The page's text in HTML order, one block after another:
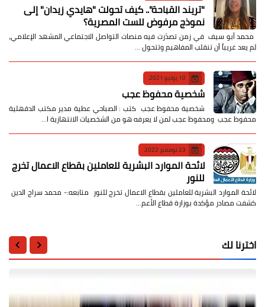
​"تريند القباحة".. كيف تحولت "هايدي زيدان" إلى
نموذج مرفوض للست المصرية؟
​ محمد أبو سيف ​في زمن تصدّرت فيه منصات التواصل الاجتماعي المشهد الإعلامي،
لم يعد غريباً أن تنقلب المفاهيم وتتحول …
10 يونيو 2021
شخصية محفوظ عجب
شخصية محفوظ عجب كتب : الصباحي عطية مدير مكتب الدقهلية
محفوظ عجب ومحفوظ عجب لمن لا يعرفه هو من الشخصيات الانتهازية ا…
23 نوفمبر 2022
لائحة الموارد البشرية للعاملين بقطاع الاعمال تخرج
للنور
لائحة الموارد البشرية للعاملين بقطاع الاعمال تخرج للنور متابعه:- محمد سراج الدين
كشفت مصادر مؤكدة بوزارة قطاع الأعم…
اخترنا لك